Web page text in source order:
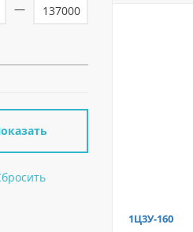
—
1Ц3У-160